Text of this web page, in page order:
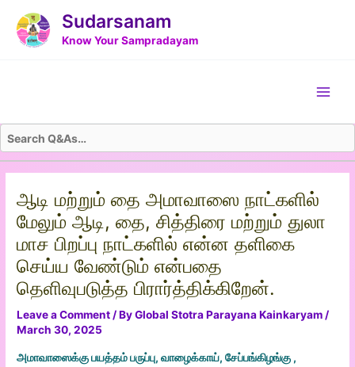
content
Sudarsanam
Know Your Sampradayam
ஆடி மற்றும் தை அமாவாஸை நாட்களில்
மேலும் ஆடி, தை, சித்திரை மற்றும் துலா
மாச பிறப்பு நாட்களில் என்ன தளிகை
செய்ய வேண்டும் என்பதை
தெளிவுபடுத்த பிரார்த்திக்கிறேன்.
Leave a Comment / ByGlobal Stotra Parayana Kainkaryam /
March 30, 2025
அமாவாஸைக்கு பயத்தம் பருப்பு, வாழைக்காய், சேப்பங்கிழங்கு ,
navigation